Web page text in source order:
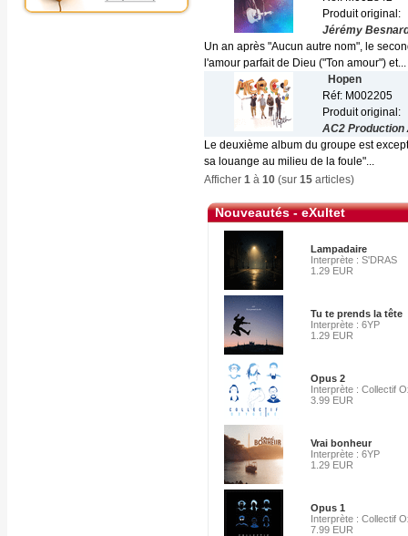
Produit original:
Jérémy
Un an après "Aucun autre nom", le
l'amour parfait de Dieu ("Ton amour") et...
Hopen
Réf: M002205
Produit original:
AC2 Production
Le deuxième album du groupe est
sa louange au milieu de la foule"...
Afficher 1 à 10 (sur 15 articles)
Nouveautés - eXultet
Lampadaire
Interprète : S'DRAS
1.29 EUR
Tu te prends la tête
Interprète : 6YP
1.29 EUR
Opus 2
Interprète : Collectif
3.99 EUR
Vrai bonheur
Interprète : 6YP
1.29 EUR
Opus 1
Interprète : Collectif
7.99 EUR